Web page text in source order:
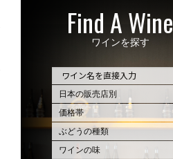
Find A Wine
ワインを探す